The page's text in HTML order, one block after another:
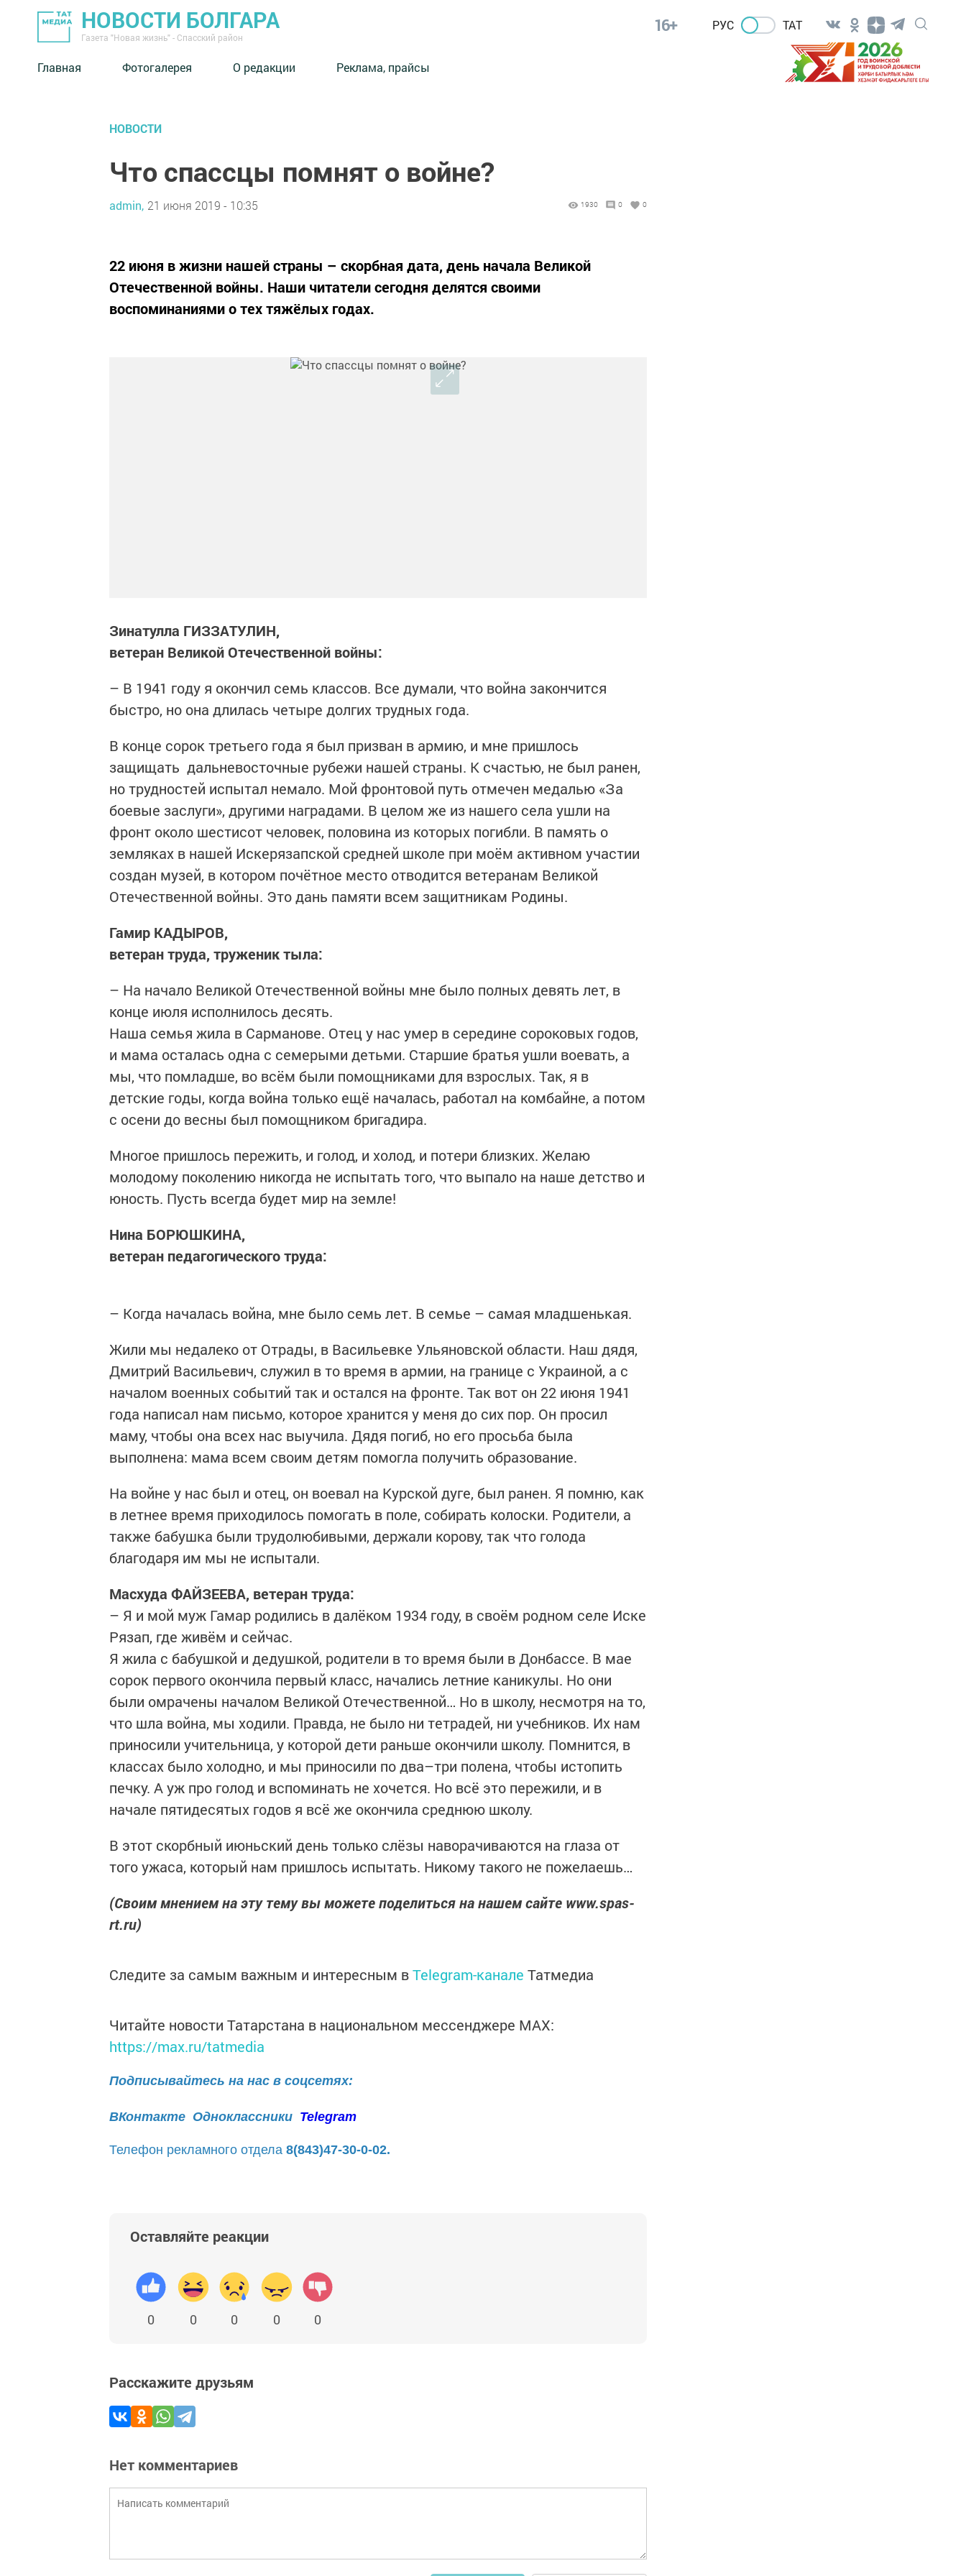
НОВОСТИ БОЛГАРА
Газета "Новая жизнь" - Спасский район
16+ РУС ТАТ
Главная Фотогалерея О редакции Реклама, прайсы
НОВОСТИ
Что спассцы помнят о войне?
admin, 21 июня 2019 - 10:35 1930 0 0
22 июня в жизни нашей страны – скорбная дата, день начала Великой
Отечественной войны. Наши читатели сегодня делятся своими
воспоминаниями о тех тяжёлых годах.
Зинатулла ГИЗЗАТУЛИН,
ветеран Великой Отечественной войны:
– В 1941 году я окончил семь классов. Все думали, что война закончится
быстро, но она длилась четыре долгих трудных года.
В конце сорок третьего года я был призван в армию, и мне пришлось
защищать дальневосточные рубежи нашей страны. К счастью, не был ранен,
но трудностей испытал немало. Мой фронтовой путь отмечен медалью «За
боевые заслуги», другими наградами. В целом же из нашего села ушли на
фронт около шестисот человек, половина из которых погибли. В память о
земляках в нашей Искерязапской средней школе при моём активном участии
создан музей, в котором почётное место отводится ветеранам Великой
Отечественной войны. Это дань памяти всем защитникам Родины.
Гамир КАДЫРОВ,
ветеран труда, труженик тыла:
– На начало Великой Отечественной войны мне было полных девять лет, в
конце июля исполнилось десять.
Наша семья жила в Сарманове. Отец у нас умер в середине сороковых годов,
и мама осталась одна с семерыми детьми. Старшие братья ушли воевать, а
мы, что помладше, во всём были помощниками для взрослых. Так, я в
детские годы, когда война только ещё началась, работал на комбайне, а потом
с осени до весны был помощником бригадира.
Многое пришлось пережить, и голод, и холод, и потери близких. Желаю
молодому поколению никогда не испытать того, что выпало на наше детство и
юность. Пусть всегда будет мир на земле!
Нина БОРЮШКИНА,
ветеран педагогического труда:
– Когда началась война, мне было семь лет. В семье – самая младшенькая.
Жили мы недалеко от Отрады, в Васильевке Ульяновской области. Наш дядя,
Дмитрий Васильевич, служил в то время в армии, на границе с Украиной, а с
началом военных событий так и остался на фронте. Так вот он 22 июня 1941
года написал нам письмо, которое хранится у меня до сих пор. Он просил
маму, чтобы она всех нас выучила. Дядя погиб, но его просьба была
выполнена: мама всем своим детям помогла получить образование.
На войне у нас был и отец, он воевал на Курской дуге, был ранен. Я помню, как
в летнее время приходилось помогать в поле, собирать колоски. Родители, а
также бабушка были трудолюбивыми, держали корову, так что голода
благодаря им мы не испытали.
Масхуда ФАЙЗЕЕВА, ветеран труда:
– Я и мой муж Гамар родились в далёком 1934 году, в своём родном селе Иске
Рязап, где живём и сейчас.
Я жила с бабушкой и дедушкой, родители в то время были в Донбассе. В мае
сорок первого окончила первый класс, начались летние каникулы. Но они
были омрачены началом Великой Отечественной… Но в школу, несмотря на то,
что шла война, мы ходили. Правда, не было ни тетрадей, ни учебников. Их нам
приносили учительница, у которой дети раньше окончили школу. Помнится, в
классах было холодно, и мы приносили по два–три полена, чтобы истопить
печку. А уж про голод и вспоминать не хочется. Но всё это пережили, и в
начале пятидесятых годов я всё же окончила среднюю школу.
В этот скорбный июньский день только слёзы наворачиваются на глаза от
того ужаса, который нам пришлось испытать. Никому такого не пожелаешь…
(Своим мнением на эту тему вы можете поделиться на нашем сайте www.spas-
rt.ru)
Следите за самым важным и интересным вTelegram-канале Татмедиа
Читайте новости Татарстана в национальном мессенджере MАХ:
https://max.ru/tatmedia
Подписывайтесь на нас в соцсетях:
ВКонтакте Одноклассники Telegram
Телефон рекламного отдела 8(843)47-30-0-02.
Оставляйте реакции
0 0 0 0 0
Расскажите друзьям
Нет комментариев